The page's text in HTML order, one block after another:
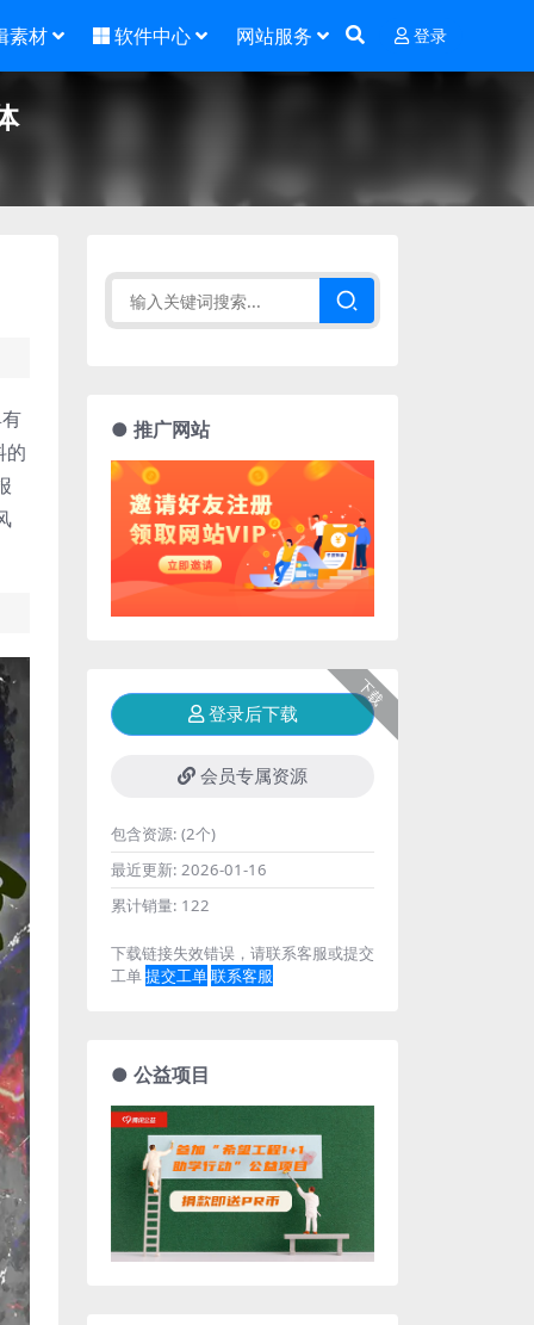
素材 软件中心 网站服务 登录
的
● 推广网站
下载
登录后下载
会员专属资源
包含资源: (2个)
最近更新: 2026-01-16
累计销量: 122
下载链接失效错误，请联系客服或提交
工单提交工单联系客服
● 公益项目